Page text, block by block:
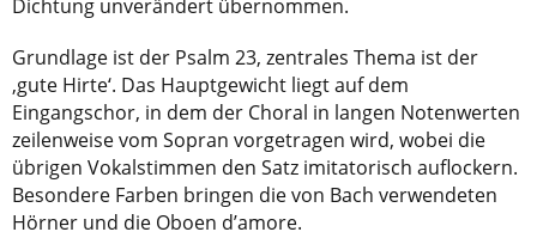
Dichtung unverändert übernommen.
Grundlage ist der Psalm 23, zentrales Thema ist der
‚gute Hirte‘. Das Hauptgewicht liegt auf dem
Eingangschor, in dem der Choral in langen Notenwerten
zeilenweise vom Sopran vorgetragen wird, wobei die
übrigen Vokalstimmen den Satz imitatorisch auflockern.
Besondere Farben bringen die von Bach verwendeten
Hörner und die Oboen d’amore.